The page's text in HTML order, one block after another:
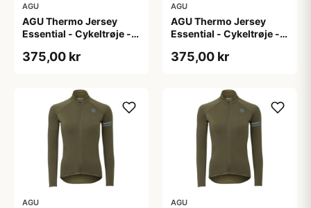
AGU
AGU Thermo Jersey
Essential - Cykeltrøje -
L
375,00 kr
AGU
AGU Thermo Jersey
Essential - Cykeltrøje -
M
375,00 kr
AGU AGU